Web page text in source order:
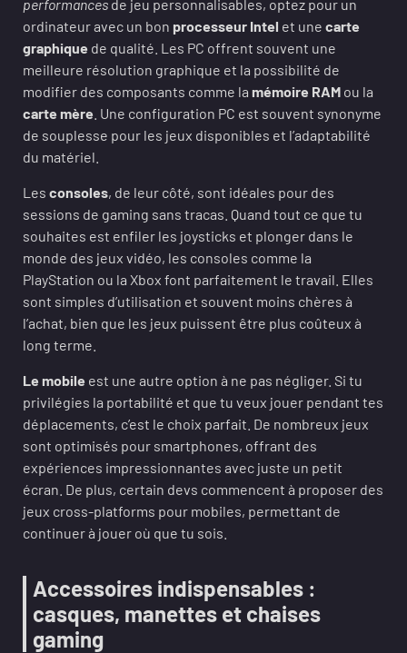
performances de jeu personnalisables, optez pour un
ordinateur avec un bon processeur Intel et une carte
graphique de qualité. Les PC offrent souvent une
meilleure résolution graphique et la possibilité de
modifier des composants comme la mémoire RAM ou la
carte mère . Une configuration PC est souvent synonyme
de souplesse pour les jeux disponibles et l’adaptabilité
du matériel.
Les consoles, de leur côté, sont idéales pour des
sessions de gaming sans tracas. Quand tout ce que tu
souhaites est enfiler les joysticks et plonger dans le
monde des jeux vidéo, les consoles comme la
PlayStation ou la Xbox font parfaitement le travail. Elles
sont simples d’utilisation et souvent moins chères à
l’achat, bien que les jeux puissent être plus coûteux à
long terme.
Le mobile est une autre option à ne pas négliger. Si tu
privilégies la portabilité et que tu veux jouer pendant tes
déplacements, c’est le choix parfait. De nombreux jeux
sont optimisés pour smartphones, offrant des
expériences impressionnantes avec juste un petit
écran. De plus, certain devs commencent à proposer des
jeux cross-platforms pour mobiles, permettant de
continuer à jouer où que tu sois.
Accessoires indispensables :
casques, manettes et chaises
gaming